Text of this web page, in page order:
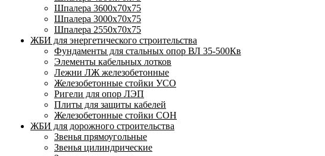
Шпалера 3600х70х75
Шпалера 3000х70х75
Шпалера 2550х70х75
ЖБИ для энергетического строительства
Фундаменты для стальных опор ВЛ 35-500Кв
Элементы кабельных лотков
Лежни ЛЖ железобетонные
Железобетонные стойки УСО
Ригели для опор ЛЭП
Плиты для защиты кабелей
Железобетонные стойки СОН
ЖБИ для дорожного строительства
Звенья прямоугольные
Звенья цилиндрические